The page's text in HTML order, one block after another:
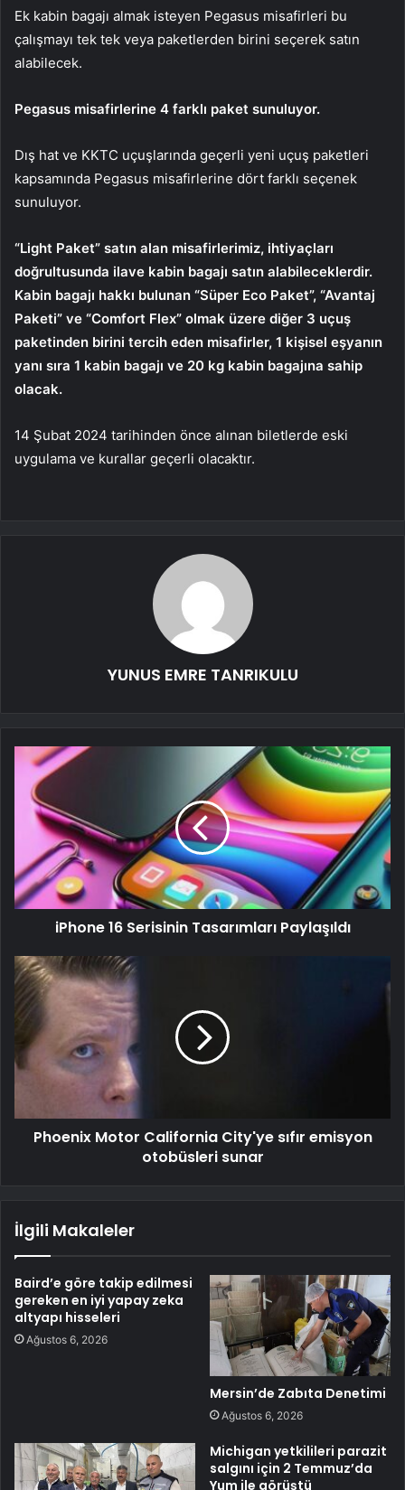
Ek kabin bagajı almak isteyen Pegasus misafirleri bu
çalışmayı tek tek veya paketlerden birini seçerek satın
alabilecek.
Pegasus misafirlerine 4 farklı paket sunuluyor.
Dış hat ve KKTC uçuşlarında geçerli yeni uçuş paketleri
kapsamında Pegasus misafirlerine dört farklı seçenek
sunuluyor.
“Light Paket” satın alan misafirlerimiz, ihtiyaçları
doğrultusunda ilave kabin bagajı satın alabileceklerdir.
Kabin bagajı hakkı bulunan “Süper Eco Paket”, “Avantaj
Paketi” ve “Comfort Flex” olmak üzere diğer 3 uçuş
paketinden birini tercih eden misafirler, 1 kişisel eşyanın
yanı sıra 1 kabin bagajı ve 20 kg kabin bagajına sahip
olacak.
14 Şubat 2024 tarihinden önce alınan biletlerde eski
uygulama ve kurallar geçerli olacaktır.
YUNUS EMRE TANRIKULU
iPhone 16 Serisinin Tasarımları Paylaşıldı
Phoenix Motor California City'ye sıfır emisyon
otobüsleri sunar
İlgili Makaleler
Baird’e göre takip edilmesi
gereken en iyi yapay zeka
altyapı hisseleri
Ağustos 6, 2026
Mersin’de Zabıta Denetimi
Ağustos 6, 2026
Michigan yetkilileri parazit
salgını için 2 Temmuz’da
Yum ile görüştü